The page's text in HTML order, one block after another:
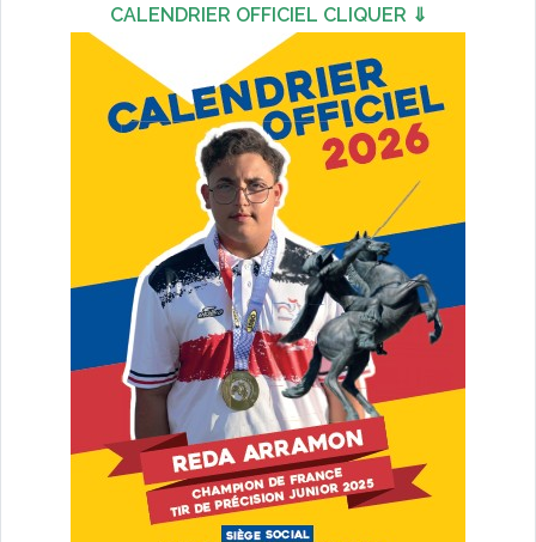
CALENDRIER OFFICIEL CLIQUER ⇓